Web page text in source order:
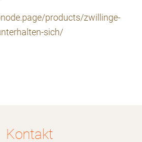
products/zwillinge-
sich/
Kontakt